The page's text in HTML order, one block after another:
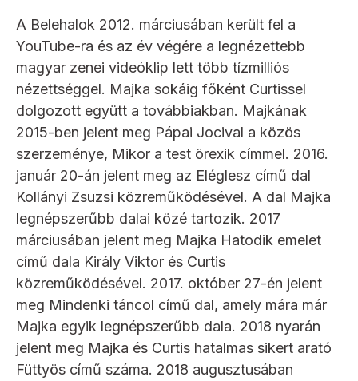
A Belehalok 2012. márciusában került fel a
YouTube-ra és az év végére a legnézettebb
magyar zenei videóklip lett több tízmilliós
nézettséggel. Majka sokáig főként Curtissel
dolgozott együtt a továbbiakban. Majkának
2015-ben jelent meg Pápai Jocival a közös
szerzeménye, Mikor a test örexik címmel. 2016.
január 20-án jelent meg az Eléglesz című dal
Kollányi Zsuzsi közreműködésével. A dal Majka
legnépszerűbb dalai közé tartozik. 2017
márciusában jelent meg Majka Hatodik emelet
című dala Király Viktor és Curtis
közreműködésével. 2017. október 27-én jelent
meg Mindenki táncol című dal, amely mára már
Majka egyik legnépszerűbb dala. 2018 nyarán
jelent meg Majka és Curtis hatalmas sikert arató
Füttyös című száma. 2018 augusztusában